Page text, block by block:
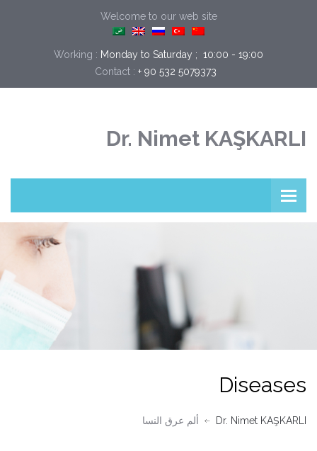
Welcome to our web site
Working : Monday to Saturday ;  10:00 - 19:00
+ 90 532 5079373
Dr. Nimet KAŞKARLI
Diseases
Dr. Nimet KAŞKARLI ألم عرق النسا